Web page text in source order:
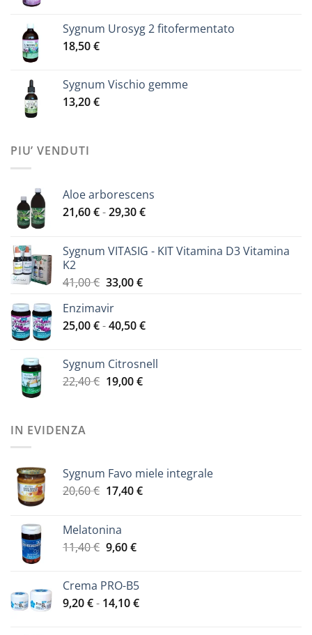
Sygnum Urosyg 2 fitofermentato
18,50€
Sygnum Vischio gemme
13,20€
PIU’ VENDUTI
Aloe arborescens
21,60€-29,30€Fascia
da
Sygnum VITASIG - KIT Vitamina D3 Vitamina
K2
41,00€ Il
originale
era:
33,00€Il
è:
Enzimavir
25,00€-40,50€Fascia
da
Sygnum Citrosnell
22,40€ Il
19,00€Il
IN EVIDENZA
Sygnum Favo miele integrale
20,60€ Il
era:
20,60 €.
17,40€Il
Melatonina
11,40€ Il
era:
11,40 €.
9,60€Il
è:
9,60 €.
Crema PRO-B5
9,20€- 14,10€Fascia